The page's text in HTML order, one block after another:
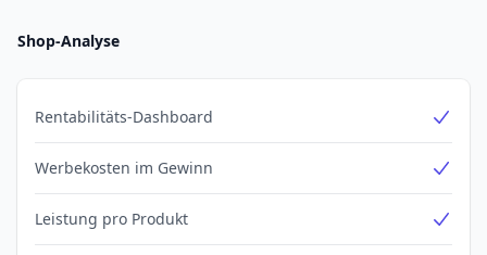
Shop-Analyse
Rentabilitäts-Dashboard
Werbekosten im Gewinn
Leistung pro Produkt